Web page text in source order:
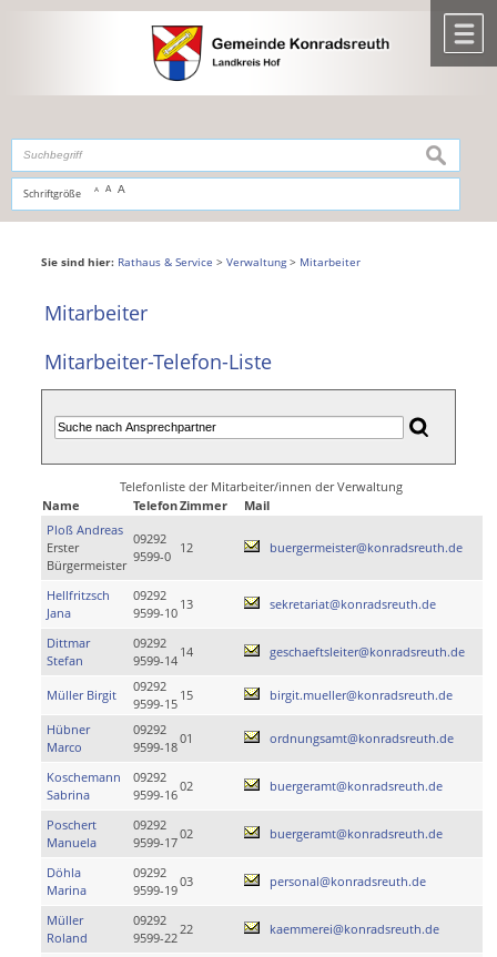
,zur Navigationoderzur Startseitespringen.
Schriftgröße A A A
suchen
Sie sind hier: Rathaus & Service > Verwaltung> Mitarbeiter
Mitarbeiter
Mitarbeiter-Telefon-Liste
Telefonliste der Mitarbeiter/innen der Verwaltung
Name
TelefonZimmer
Mail
Ploß Andreas
Erster
Bürgermeister
09292
9599-0
12 buergermeister@konradsreuth.de
Hellfritzsch
Jana
09292
9599-10
13 sekretariat@konradsreuth.de
Dittmar
Stefan
09292
9599-14
14 geschaeftsleiter@konradsreuth.de
Müller Birgit
09292
9599-15
15 birgit.mueller@konradsreuth.de
Hübner
Marco
09292
9599-18
01 ordnungsamt@konradsreuth.de
Koschemann
Sabrina
09292
9599-16
02 buergeramt@konradsreuth.de
Poschert
Manuela
09292
9599-17
02 buergeramt@konradsreuth.de
Döhla
Marina
09292
9599-19
03 personal@konradsreuth.de
Müller
Roland
09292
9599-22
22 kaemmerei@konradsreuth.de